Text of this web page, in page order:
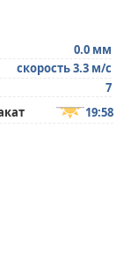
0.0 мм
скорость 3.3 м/с
7
19:58